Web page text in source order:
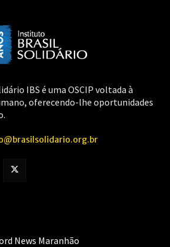
IBS é uma OSCIP voltada à
oferecendo-lhe oportunidades
News Maranhão